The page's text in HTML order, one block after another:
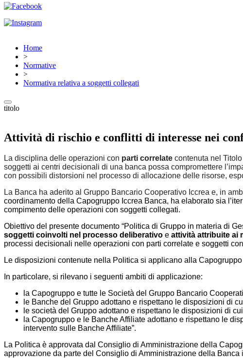
Home
>
Normative
>
Normativa relativa a soggetti collegati
titolo
Attività di rischio e conflitti di interesse nei
La disciplina delle operazioni con parti correlate contenuta nel
soggetti ai centri decisionali di una banca possa compromettere
con possibili distorsioni nel processo di allocazione delle risorse,
La Banca ha aderito al Gruppo Bancario Cooperativo Iccrea e, in
coordinamento della Capogruppo Iccrea Banca, ha elaborato sia
compimento delle operazioni con soggetti collegati.
Obiettivo del presente documento “Politica di Gruppo in materia di
soggetti coinvolti nel processo deliberativo e attività attribuite ai
processi decisionali nelle operazioni con parti correlate e soggetti
Le disposizioni contenute nella Politica si applicano alla
In particolare, si rilevano i seguenti ambiti di applicazione:
la Capogruppo e tutte le Società del Gruppo Bancario
le Banche del Gruppo adottano e rispettano le disposizioni di
le società del Gruppo adottano e rispettano le disposizioni di
la Capogruppo e le Banche Affiliate adottano e rispettano le
intervento sulle Banche Affiliate”.
La Politica è approvata dal Consiglio di Amministrazione della
approvazione da parte del Consiglio di Amministrazione della Banca